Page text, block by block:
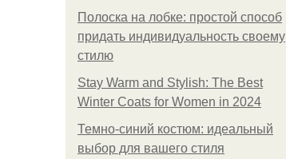
Полоска на лобке: простой способ
придать индивидуальность своему
стилю
Stay Warm and Stylish: The Best
Winter Coats for Women in 2024
Темно-синий костюм: идеальный
выбор для вашего стиля